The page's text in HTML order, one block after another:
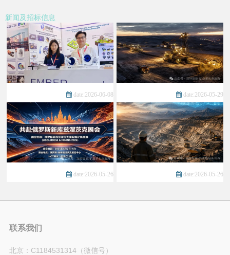
新闻及招标信息
date:2026-06-08 date:2026-05-29
date:2026-05-26 date:2026-05-26
联系我们
北京：C1184531314（微信号）